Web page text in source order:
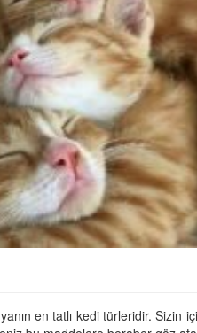
en tatlı kedi türleridir. Sizin
22.05.2020
Anne Kedi Yavrusunu
Reddeder ve Terk
22.05.2020
Evde Beslenebilecek
Küçük Kedi Cinsi
22.05.2020
Yavru Kedilerde Pire